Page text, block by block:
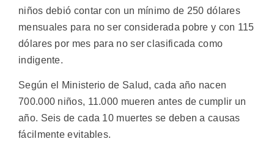
niños debió contar con un mínimo de 250 dólares
mensuales para no ser considerada pobre y con 115
dólares por mes para no ser clasificada como
indigente.
Según el Ministerio de Salud, cada año nacen
700.000 niños, 11.000 mueren antes de cumplir un
año. Seis de cada 10 muertes se deben a causas
fácilmente evitables.